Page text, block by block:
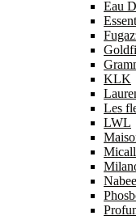
Eau
KLK
Les
LWL